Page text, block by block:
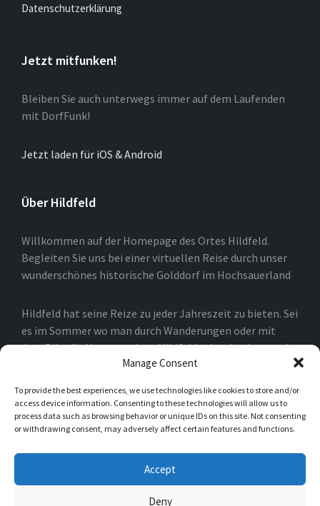
Manage Consent
To provide the best experiences, we use technologies like cookies to store and/or
access device information. Consenting to these technologies will allow us to
process data such as browsing behavior or unique IDs on this site. Not consenting
or withdrawing consent, may adversely affect certain features and functions.
Accept
Deny
Datenschutzerklärung
Jetzt mitfunken!
Bleiben Sie auch unterwegs immer auf dem Laufenden
mit DorfFunk!
Jetzt laden für iOS & Android
Über Hildfeld
Willkommen auf der Homepage des Ortes Hildfeld.
Begleiten Sie uns bei einer virtuellen Reise durch unser
wunderschönes historische Golddorf im Hochsauerland
Hildfeld hat seine Reize zu jeder Jahreszeit zu bieten. Sei
es im Sommer wo man durch Wanderungen oder mit
dem Bike die Natur rund um Hildfeld erkunden kann, oder
auch im Winter, wo man durch die Loipen und an den
genießen kann.
Einfach nur spazieren gehen ist natürlich auch möglich.
Sie werden schnell merken, das es für Naturliebhaber in
Hildfeld niemals langweilig werden kann.